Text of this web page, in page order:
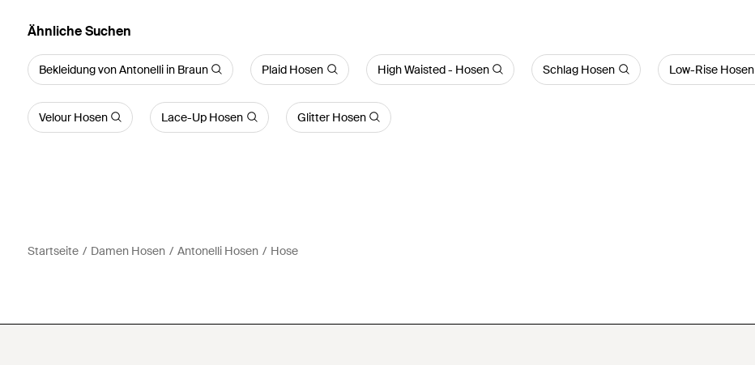
Ähnliche Suchen
Bekleidung von Antonelli in Braun Plaid Hosen High Waisted - Hosen Schlag Hosen Low-Rise Hosen
Velour Hosen Lace-Up Hosen Glitter Hosen
Startseite Damen Hosen Antonelli Hosen Hose